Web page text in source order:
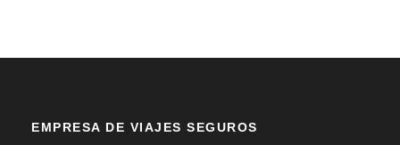
EMPRESA DE VIAJES SEGUROS